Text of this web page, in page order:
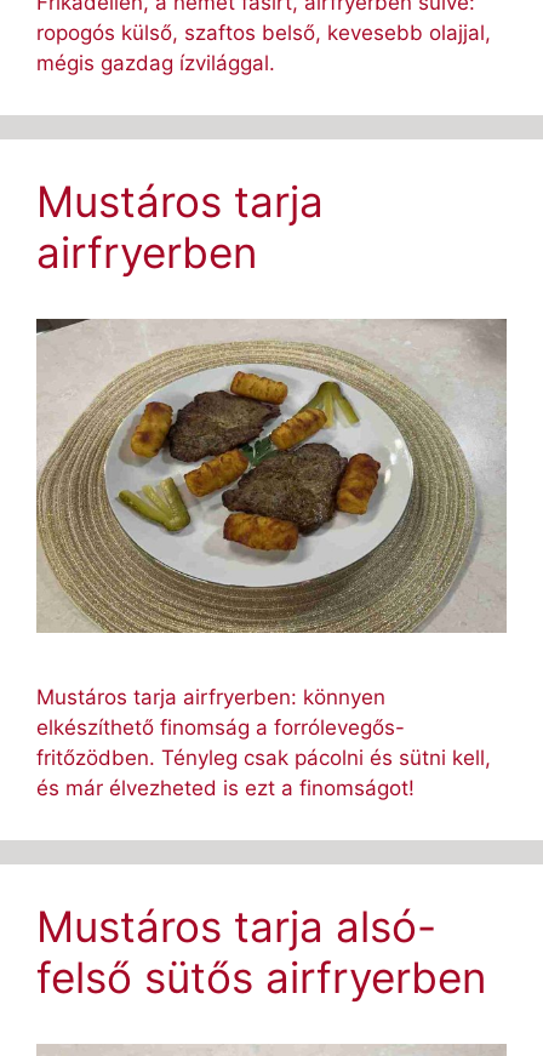
ropogós külső, szaftos belső, kevesebb olajjal,
mégis gazdag ízvilággal.
Mustáros tarja
airfryerben
Mustáros tarja airfryerben: könnyen
elkészíthető finomság a forrólevegős-
fritőzödben. Tényleg csak pácolni és sütni kell,
és már élvezheted is ezt a finomságot!
Mustáros tarja alsó-
felső sütős airfryerben